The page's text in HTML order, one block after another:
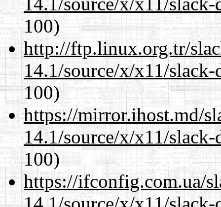
100)
http://ftp.linux.org.tr/
14.1/source/x/x11/
100)
https://mirror.ihost.md/
14.1/source/x/x11/
100)
https://ifconfig.com.ua/